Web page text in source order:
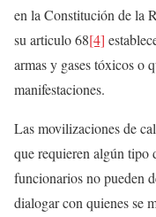
en la Constitución de la
su articulo 68[4]
armas y gases tóxicos o
manifestaciones.
Las movilizaciones de
que requieren algún tipo
funcionarios no pueden
dialogar con quienes se